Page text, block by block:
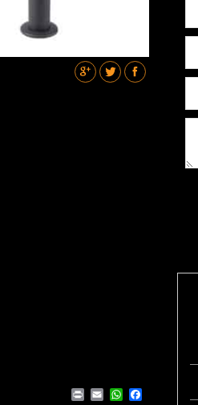
Facebook
WhatsApp
Email